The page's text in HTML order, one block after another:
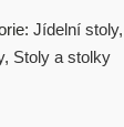
Jídelní stoly,
, Stoly a stolky